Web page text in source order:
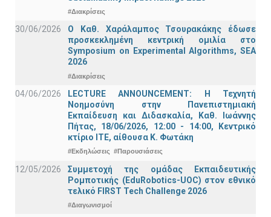
#Διακρίσεις
30/06/2026
Ο Καθ. Χαράλαμπος Τσουρακάκης έδωσε
προσκεκλημένη κεντρική ομιλία στο
Symposium on Experimental Algorithms, SEA
2026
#Διακρίσεις
04/06/2026
LECTURE ANNOUNCEMENT: Η Τεχνητή
Νοημοσύνη στην Πανεπιστημιακή
Εκπαίδευση και Διδασκαλία, Καθ. Ιωάννης
Πήτας, 18/06/2026, 12:00 - 14:00, Κεντρικό
κτίριο ΙΤΕ, αίθουσα Κ. Φωτάκη
#Εκδηλώσεις #Παρουσιάσεις
12/05/2026
Συμμετοχή της ομάδας Εκπαιδευτικής
Ρομποτικής (EduRobotics-UOC) στον εθνικό
τελικό FIRST Tech Challenge 2026
#Διαγωνισμοί